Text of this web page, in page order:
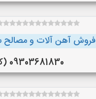
فروش آهن آلات و مصالح
09303681830 (کیش)